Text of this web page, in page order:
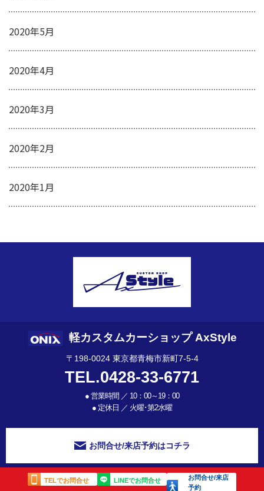
2020年5月
2020年4月
2020年3月
2020年2月
2020年1月
TELでお問合せ LINEでお問合せ
お問合せ/来店
予約
軽カスタムカーショップ AxStyle
〒198-0024 東京都青梅市新町7-5-4
TEL.0428-33-6771
● 営業時間 ／ 10：00～19：00
● 定休日 ／ 火曜･第2水曜
お問合せ/来店予約はコチラ
軽トラや軽自動車、新車のカスタムショップ【AxStyleオニキス新青梅】